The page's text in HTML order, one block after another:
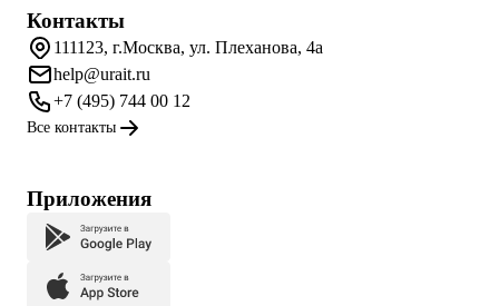
Контакты
111123, г.Москва, ул. Плеханова, 4а
help@urait.ru
+7 (495) 744 00 12
Все контакты
Приложения